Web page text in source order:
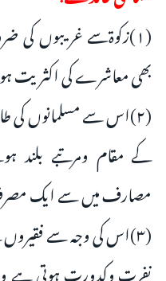
(۱)زکوۃسے غریبوں کی
بھی معاشرے کی اکثریت
(۲)اس سے مسلمانوں
کے مقام ومرتبے
مصارف میں سے ایک مصرف
(۳)اس کی وجہ سے
نفرت وکدورت ہوتی ہے وہ